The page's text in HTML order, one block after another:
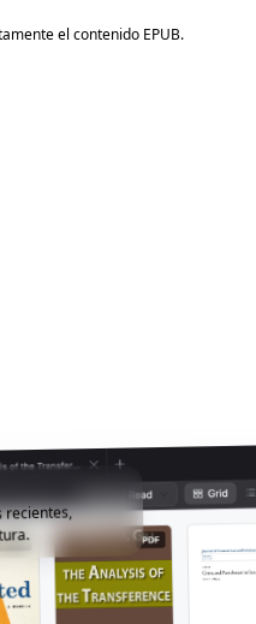
el contenido EPUB.
recientes,